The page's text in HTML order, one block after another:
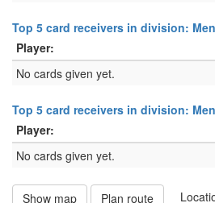
Top 5 card receivers in division:
Player:
No cards given yet.
Top 5 card receivers in division:
Player:
No cards given yet.
Show map Plan route